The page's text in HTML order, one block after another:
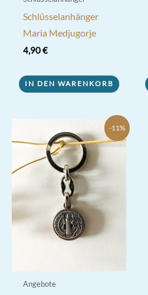
Schlüsselanhänger
Maria Medjugorje
4,90€
IN DEN WARENKORB
-11%
Angebote